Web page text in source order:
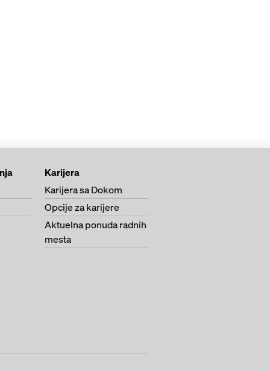
Karijera
Karijera sa Dokom
Opcije za karijere
Aktuelna ponuda radnih
mesta